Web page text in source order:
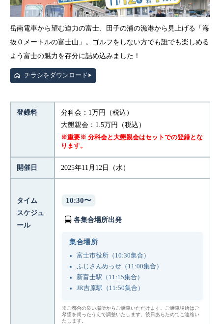
岳南電車から望む迫力の富士、田子の浦の漁港から見上げる「海
抜０メートルの富士山」。ゴルフをしない方でも誰でも楽しめる
よう富士の魅力を存分に詰め込みました！
チラシをダウンロード ▶
登録料
分科会：1万円（税込）
大懇親会：1.5万円（税込）
※重要※ 分科会と大懇親会はセットでの登録とな
ります。
開催日 2025年11月12日（水）
タイム
スケジュ
ール
10:30〜
🚍 各集合場所出発
集合場所
富士市役所（10:30集合）
ふじさんめっせ（11:00集合）
新富士駅（11:15集合）
JR吉原駅（11:50集合）
※ご都合の良い場所からご乗車いただけます。ご乗車場所はご
希望を伺ったうえで調整いたします。後日あらためてご連絡い
たします。